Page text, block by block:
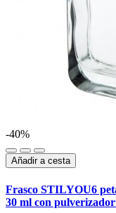
-40%
Añadir a cesta
Frasco STILYOU6
30 ml con